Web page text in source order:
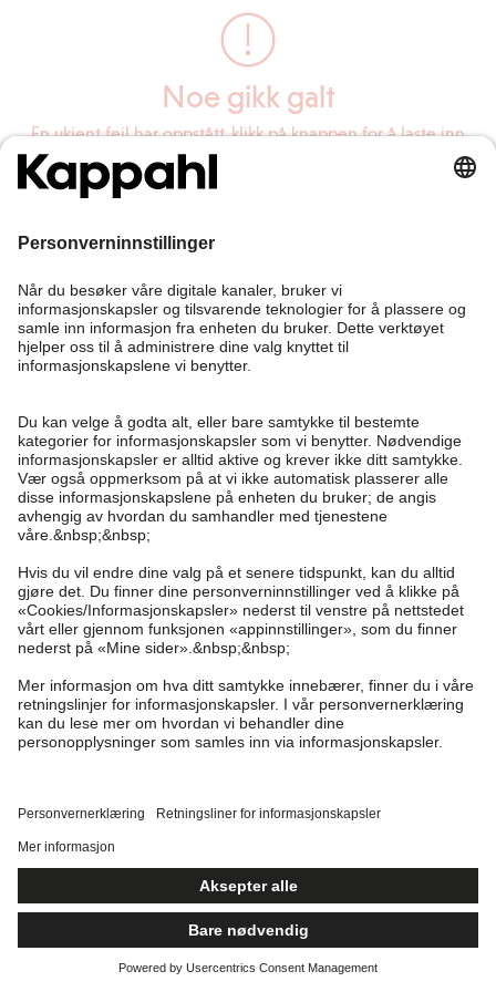
Noe gikk galt
En ukjent feil har oppstått, klikk på knappen for å laste inn
siden på nytt.